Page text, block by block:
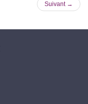
Suivant →